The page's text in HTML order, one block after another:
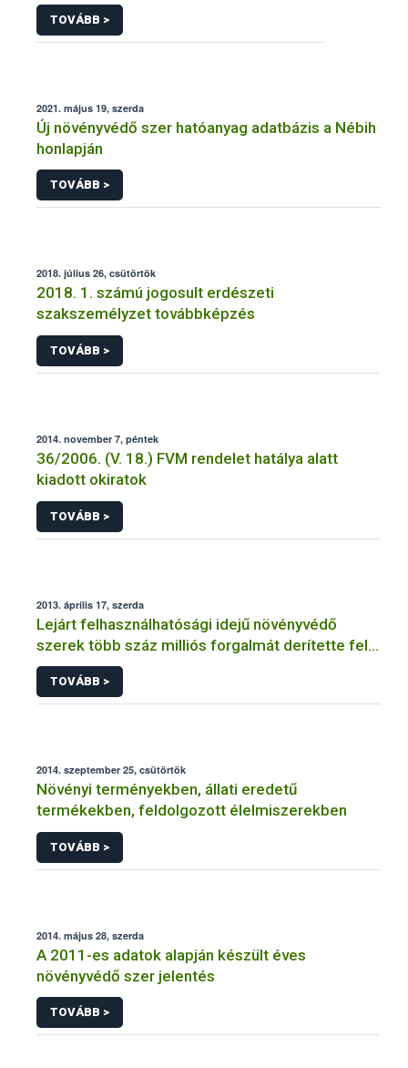
TOVÁBB >
2021. május 19, szerda
Új növényvédő szer hatóanyag adatbázis a Nébih
honlapján
TOVÁBB >
2018. július 26, csütörtök
2018. 1. számú jogosult erdészeti
szakszemélyzet továbbképzés
TOVÁBB >
2014. november 7, péntek
36/2006. (V. 18.) FVM rendelet hatálya alatt
kiadott okiratok
TOVÁBB >
2013. április 17, szerda
Lejárt felhasználhatósági idejű növényvédő
szerek több száz milliós forgalmát derítette fel a
NÉBIH
TOVÁBB >
2014. szeptember 25, csütörtök
Növényi terményekben, állati eredetű
termékekben, feldolgozott élelmiszerekben
TOVÁBB >
2014. május 28, szerda
A 2011-es adatok alapján készült éves
növényvédő szer jelentés
TOVÁBB >